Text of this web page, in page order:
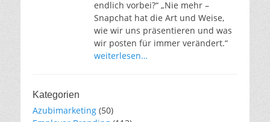
endlich vorbei?“ „Nie mehr –
Snapchat hat die Art und Weise,
wie wir uns präsentieren und was
wir posten für immer verändert.“
weiterlesen…
Kategorien
Azubimarketing (50)